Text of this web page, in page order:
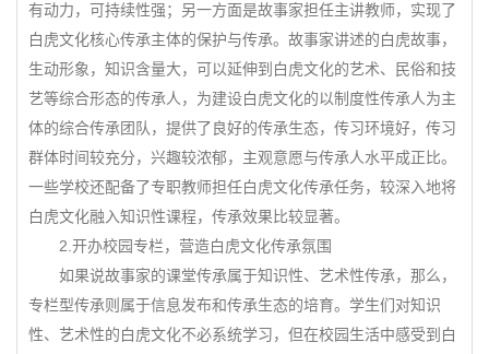
有动力，可持续性强；另一方面是故事家担任主讲教师，实现了
白虎文化核心传承主体的保护与传承。故事家讲述的白虎故事，
生动形象，知识含量大，可以延伸到白虎文化的艺术、民俗和技
艺等综合形态的传承人，为建设白虎文化的以制度性传承人为主
体的综合传承团队，提供了良好的传承生态，传习环境好，传习
群体时间较充分，兴趣较浓郁，主观意愿与传承人水平成正比。
一些学校还配备了专职教师担任白虎文化传承任务，较深入地将
白虎文化融入知识性课程，传承效果比较显著。
2.开办校园专栏，营造白虎文化传承氛围
如果说故事家的课堂传承属于知识性、艺术性传承，那么，
专栏型传承则属于信息发布和传承生态的培育。学生们对知识
性、艺术性的白虎文化不必系统学习，但在校园生活中感受到白